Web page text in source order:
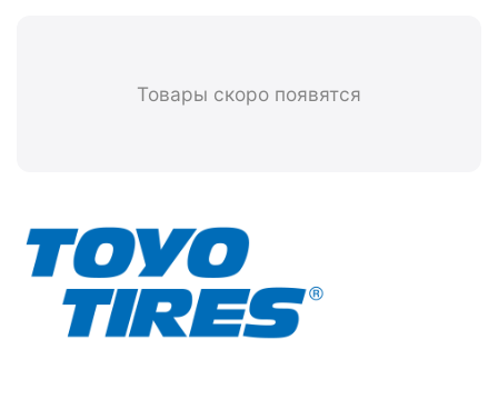
Товары скоро появятся